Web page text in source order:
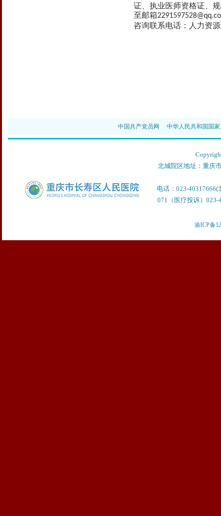
证、执业医师资格证、
至邮箱
咨询联系电话：人力资
中国共产党员网 中华人民共和国国
北城院区地址：重庆
电话：023-
071（医疗投诉）023-
渝ICP备